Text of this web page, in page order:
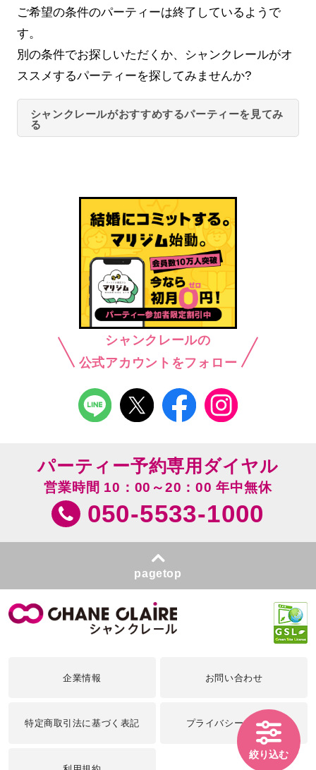
ご希望の条件のパーティーは終了しているようで
す。
別の条件でお探しいただくか、シャンクレールがオ
ススメするパーティーを探してみませんか?
シャンクレールがおすすめするパーティーを見てみ
る
シャンクレールの
公式アカウントをフォロー
絞り込む
パーティー予約専用ダイヤル
営業時間 10：00～20：00 年中無休
050-5533-1000
pagetop
企業情報 お問い合わせ
特定商取引法に基づく表記 プライバシーポリシー